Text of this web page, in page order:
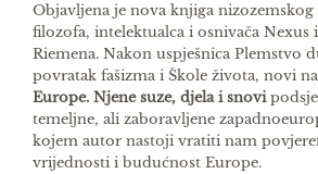
Objavljena je nova knjiga
filozofa, intelektualca i osnivača Nexus
Riemena. Nakon uspješnica Plemstvo
povratak fašizma i Škole života, novi
Europe. Njene suze, djela i snovi
temeljne, ali zaboravljene
kojem autor nastoji vratiti nam
vrijednosti i budućnost Europe.